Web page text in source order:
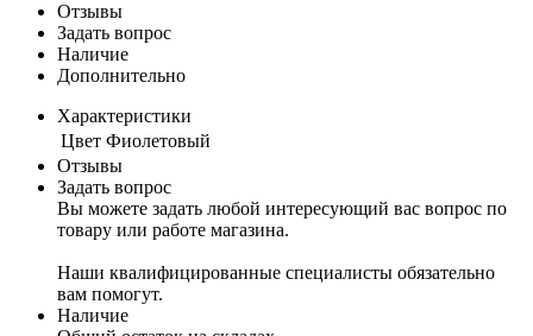
Отзывы
Задать вопрос
Наличие
Дополнительно
Характеристики
Цвет Фиолетовый
Отзывы
Задать вопрос
Вы можете задать любой интересующий вас вопрос по
товару или работе магазина.
Наши квалифицированные специалисты обязательно
вам помогут.
Наличие